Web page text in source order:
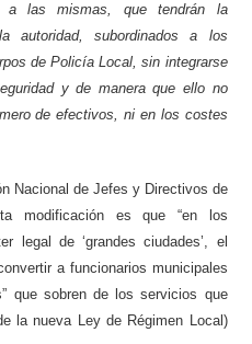
a las mismas, que tendrán la
autoridad, subordinados a los
de Policía Local, sin integrarse
y de manera que ello no
de efectivos, ni en los costes
Nacional de Jefes y Directivos de
modificación es que
“en los
legal de ‘grandes ciudades’, el
a funcionarios municipales
que sobren de los servicios que
la nueva Ley de Régimen Local)